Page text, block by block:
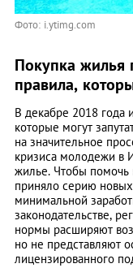
Фото: i.ytimg.com
Покупка жилья
правила,
В декабре 2018 года
которые могут
на значительное
кризиса молодежи в
жилье. Чтобы помочь
приняло серию
минимальной
законодательстве,
нормы расширяют
но не представляют
лицензированного